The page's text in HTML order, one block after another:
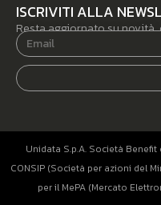
ISCRIVITI ALLA
Resta aggiornato su
Unidata S.p.A. Società
CONSIP (Società per azioni del
per il MePA (Mercato